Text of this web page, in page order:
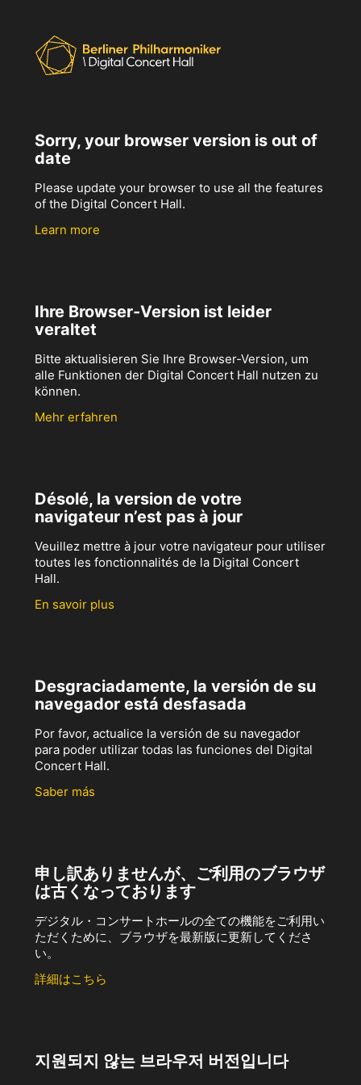
Sorry, your browser version is out of
date
Please update your browser to use all the features
of the Digital Concert Hall.
Learn more
Ihre Browser-Version ist leider
veraltet
Bitte aktualisieren Sie Ihre Browser-Version, um
alle Funktionen der Digital Concert Hall nutzen zu
können.
Mehr erfahren
Désolé, la version de votre
navigateur n’est pas à jour
Veuillez mettre à jour votre navigateur pour utiliser
toutes les fonctionnalités de la Digital Concert
Hall.
En savoir plus
Desgraciadamente, la versión de su
navegador está desfasada
Por favor, actualice la versión de su navegador
para poder utilizar todas las funciones del Digital
Concert Hall.
Saber más
申し訳ありませんが、ご利用のブラウザ
は古くなっております
デジタル・コンサートホールの全ての機能をご利用い
ただくために、ブラウザを最新版に更新してくださ
い。
詳細はこちら
지원되지 않는 브라우저 버전입니다